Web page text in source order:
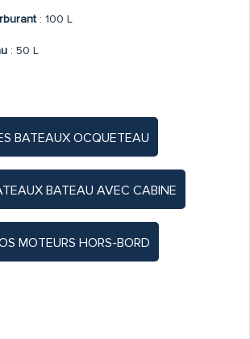
: 100 L
: 50 L
BATEAUX OCQUETEAU
BATEAU AVEC CABINE
MOTEURS HORS-BORD